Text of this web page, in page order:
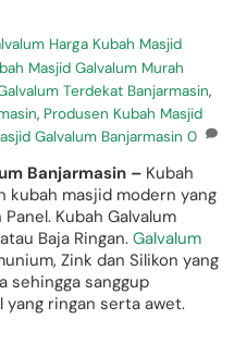
Harga Kubah Masjid
Masjid Galvalum Murah
Terdekat Banjarmasin,
, Produsen Kubah Masjid
Galvalum Banjarmasin 0
Banjarmasin – Kubah
kubah masjid modern yang
Kubah Galvalum
Baja Ringan.Galvalum
Zink dan Silikon yang
sehingga sanggup
ringan serta awet.